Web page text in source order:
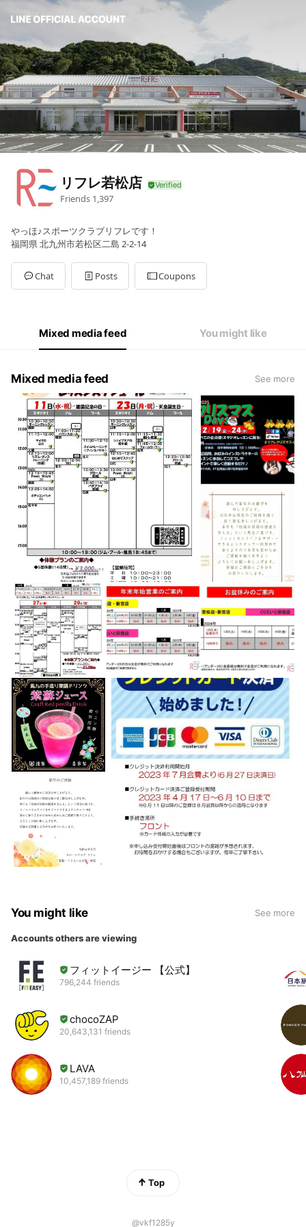
リフレ若松店
Friends 1,397
やっほ♪スポーツクラブリフレです！
福岡県 北九州市若松区二島 2-2-14
Chat Posts Coupons
Mixed media feed You might like
Mixed media feed See more
You might like See more
Accounts others are viewing
フィットイージー 【公式】
796,244 friends
chocoZAP
20,643,131 friends
LAVA
10,457,189 friends
Top
@vkf1285y